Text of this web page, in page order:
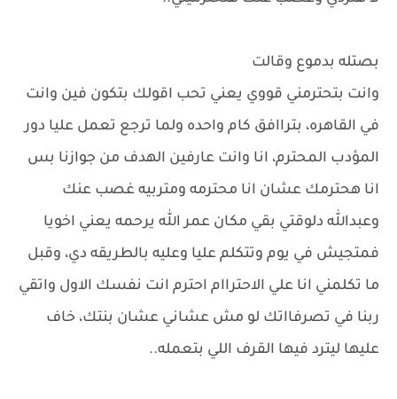
بصتله بدموع وقالت
وانت بتحترمني قووي يعني تحب اقولك بتكون فين وانت
في القاهره، بتراافق كام واحده ولما ترجع تعمل عليا دور
المؤدب المحترم، انا وانت عارفين الهدف من جوازنا بس
انا هحترمك عشان انا محترمه ومتربيه غصب عنك
وعبدالله دلوقتي بقي مكان عمر الله يرحمه يعني اخويا
فمتجيش في يوم وتتكلم عليا وعليه بالطريقه دي، وقبل
ما تكلمني انا علي الاحتراام احترم انت نفسك الاول واتقي
ربنا في تصرفااتك لو مش عشاني عشان بنتك، خاف
عليها ليترد فيها القرف اللي بتعمله..